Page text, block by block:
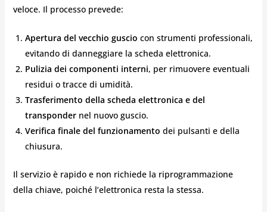
veloce. Il processo prevede:
Apertura del vecchio guscio con strumenti professionali,
evitando di danneggiare la scheda elettronica.
Pulizia dei componenti interni, per rimuovere eventuali
residui o tracce di umidità.
Trasferimento della scheda elettronica e del
transpondernel nuovo guscio.
Verifica finale del funzionamento dei pulsanti e della
chiusura.
Il servizio è rapido e non richiede la riprogrammazione
della chiave, poiché l’elettronica resta la stessa.